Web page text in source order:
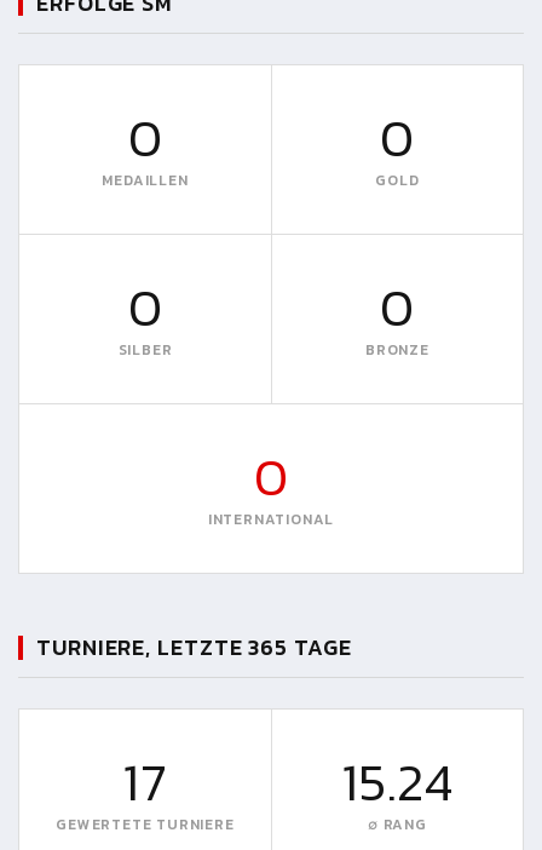
0
MEDAILLEN
0
GOLD
0
SILBER
0
BRONZE
0
INTERNATIONAL
TURNIERE, LETZTE 365 TAGE
17
GEWERTETE TURNIERE
15.24
∅ RANG